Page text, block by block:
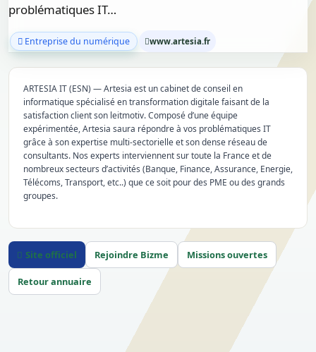
problématiques IT…
Entreprise du numérique www.artesia.fr
ARTESIA IT (ESN) — Artesia est un cabinet de conseil en
informatique spécialisé en transformation digitale faisant de la
satisfaction client son leitmotiv. Composé d’une équipe
expérimentée, Artesia saura répondre à vos problématiques IT
grâce à son expertise multi-sectorielle et son dense réseau de
consultants. Nos experts interviennent sur toute la France et de
nombreux secteurs d’activités (Banque, Finance, Assurance, Energie,
Télécoms, Transport, etc..) que ce soit pour des PME ou des grands
groupes.
Site officiel Rejoindre Bizme Missions ouvertes
Retour annuaire